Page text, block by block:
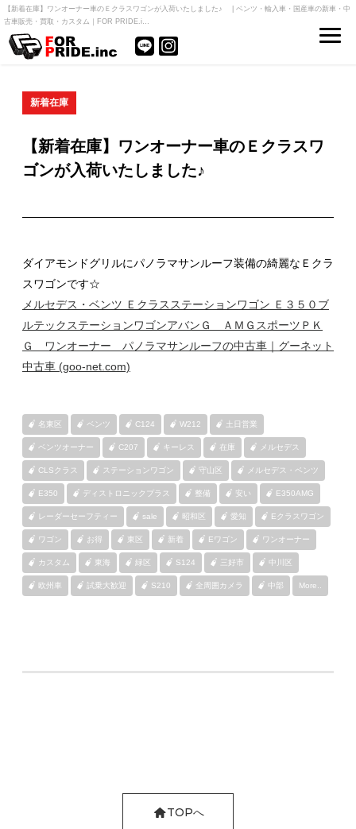
【新着在庫】ワンオーナー車のＥクラスワゴンが入荷いたしました♪ | ベンツ・輸入車・国産車の新車・中
古車販売・買取・カスタム｜FOR PRIDE.i…
新着在庫
【新着在庫】ワンオーナー車のＥクラスワ
ゴンが入荷いたしました♪
ダイアモンドグリルにパノラマサンルーフ装備の綺麗なＥクラ
スワゴンです☆
メルセデス・ベンツ Ｅクラスステーションワゴン Ｅ３５０ブ
ルテックステーションワゴンアバンＧ ＡＭＧスポーツＰＫ
Ｇ ワンオーナー パノラマサンルーフの中古車｜グーネット
中古車 (goo-net.com)
名東区 ベンツ C124 W212 土日営業
ベンツオーナー C207 キーレス 在庫 メルセデス
CLSクラス ステーションワゴン 守山区 メルセデス・ベンツ
E350 ディストロニックプラス 整備 安い E350AMG
レーダーセーフティー sale 昭和区 愛知 Eクラスワゴン
ワゴン お得 東区 新着 Eワゴン ワンオーナー
カスタム 東海 緑区 S124 三好市 中川区
欧州車 試乗大歓迎 S210 全周囲カメラ 中部 More..
TOPへ